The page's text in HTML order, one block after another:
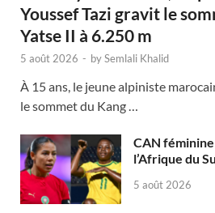
Youssef Tazi gravit le
Yatse II à 6.250 m
5 août 2026 - bySemlali Khalid
À 15 ans, le jeune alpiniste
le sommet du Kang …
CAN
l’Afrique du
5 août 2026